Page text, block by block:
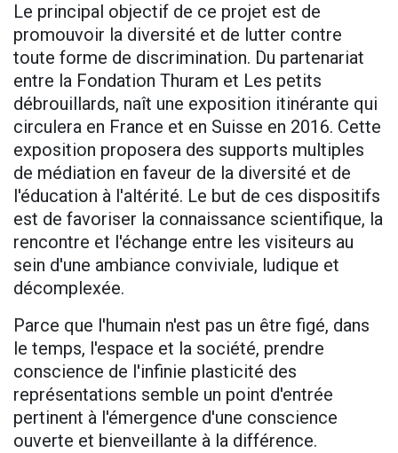
Le principal objectif de ce projet est de
promouvoir la diversité et de lutter contre
toute forme de discrimination. Du partenariat
entre la Fondation Thuram et Les petits
débrouillards, naît une exposition itinérante qui
circulera en France et en Suisse en 2016. Cette
exposition proposera des supports multiples
de médiation en faveur de la diversité et de
l'éducation à l'altérité. Le but de ces dispositifs
est de favoriser la connaissance scientifique, la
rencontre et l'échange entre les visiteurs au
sein d'une ambiance conviviale, ludique et
décomplexée.
Parce que l'humain n'est pas un être figé, dans
le temps, l'espace et la société, prendre
conscience de l'infinie plasticité des
représentations semble un point d'entrée
pertinent à l'émergence d'une conscience
ouverte et bienveillante à la différence.